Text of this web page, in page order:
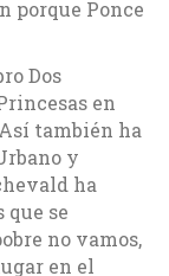
porque Ponce
Dos
en
también ha
y
ha
que se
no vamos,
en el